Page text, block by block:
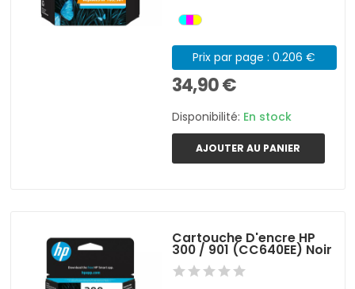
Prix par page : 0.206 €
34,90 €
Disponibilité: En stock
AJOUTER AU PANIER
Cartouche D'encre HP
300 / 901 (CC640EE) Noir